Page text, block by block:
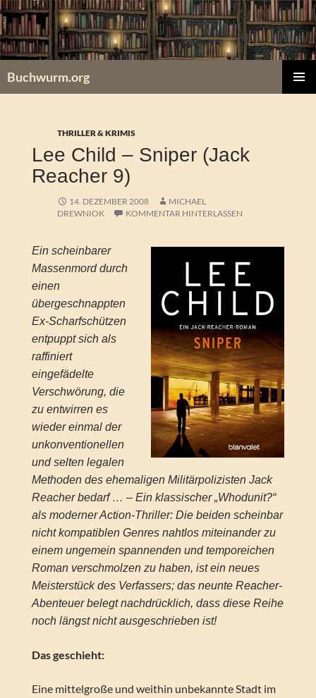
Zum
Inhalt
springen
Buchwurm.org
THRILLER & KRIMIS
Lee Child – Sniper (Jack
Reacher 9)
14. DEZEMBER 2008
MICHAEL
DREWNIOK
KOMMENTAR HINTERLASSEN
Ein scheinbarer
Massenmord durch
einen
übergeschnappten
Ex-Scharfschützen
entpuppt sich als
raffiniert
eingefädelte
Verschwörung, die
zu entwirren es
wieder einmal der
unkonventionellen
und selten legalen
Methoden des ehemaligen Militärpolizisten Jack
Reacher bedarf … – Ein klassischer „Whodunit?“
als moderner Action-Thriller: Die beiden scheinbar
nicht kompatiblen Genres nahtlos miteinander zu
einem ungemein spannenden und temporeichen
Roman verschmolzen zu haben, ist ein neues
Meisterstück des Verfassers; das neunte Reacher-
Abenteuer belegt nachdrücklich, dass diese Reihe
noch längst nicht ausgeschrieben ist!
Das geschieht:
Eine mittelgroße und weithin unbekannte Stadt im